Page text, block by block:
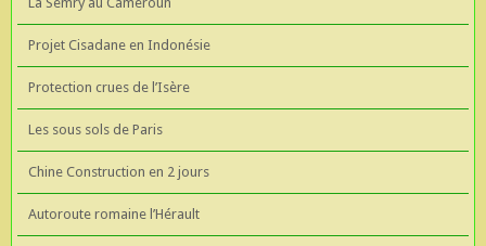
Projet Cisadane en Indonésie
Protection crues de l’Isère
Les sous sols de Paris
Chine Construction en 2 jours
Autoroute romaine l’Hérault